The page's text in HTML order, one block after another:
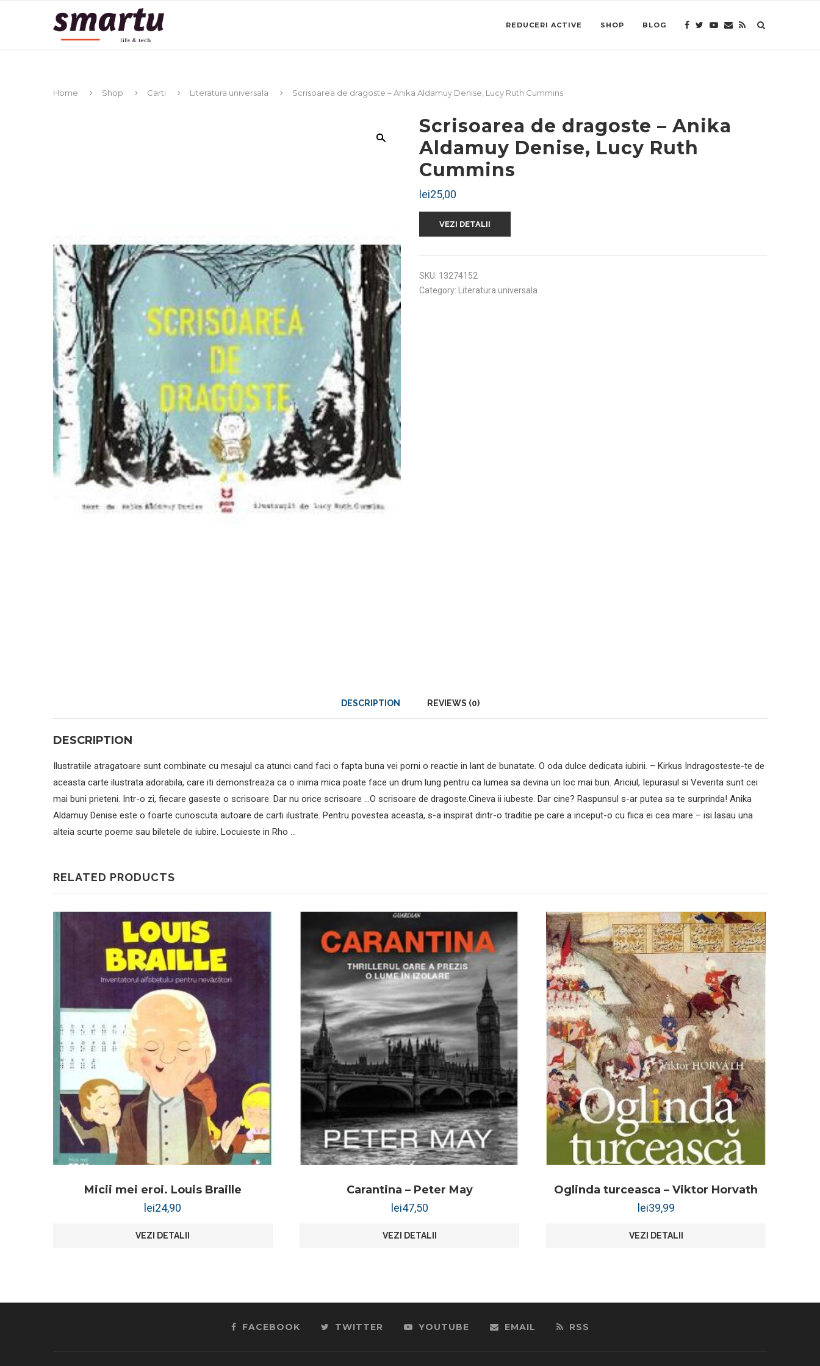
REDUCERI ACTIVE SHOP BLOG
Home Shop Carti Literatura universala Scrisoarea de dragoste – Anika Aldamuy Denise, Lucy Ruth Cummins
Scrisoarea de dragoste – Anika
Aldamuy Denise, Lucy Ruth
Cummins
lei25,00
VEZI DETALII
SKU: 13274152
Category:
Literatura universala
DESCRIPTION REVIEWS (0)
DESCRIPTION
Ilustratiile atragatoare sunt combinate cu mesajul ca atunci cand faci o fapta buna vei porni o reactie in lant de bunatate. O oda dulce dedicata iubirii. – Kirkus Indragosteste-te de
aceasta carte ilustrata adorabila, care iti demonstreaza ca o inima mica poate face un drum lung pentru ca lumea sa devina un loc mai bun. Ariciul, Iepurasul si Veverita sunt cei
mai buni prieteni. Intr-o zi, fiecare gaseste o scrisoare. Dar nu orice scrisoare …O scrisoare de dragoste.Cineva ii iubeste. Dar cine? Raspunsul s-ar putea sa te surprinda! Anika
Aldamuy Denise este o foarte cunoscuta autoare de carti ilustrate. Pentru povestea aceasta, s-a inspirat dintr-o traditie pe care a inceput-o cu fiica ei cea mare – isi lasau una
alteia scurte poeme sau biletele de iubire. Locuieste in Rho …
RELATED PRODUCTS
Micii mei eroi. Louis Braille
lei24,90
VEZI DETALII
Carantina – Peter May
lei47,50
VEZI DETALII
Oglinda turceasca – Viktor Horvath
lei39,99
VEZI DETALII
FACEBOOK TWITTER YOUTUBE EMAIL RSS